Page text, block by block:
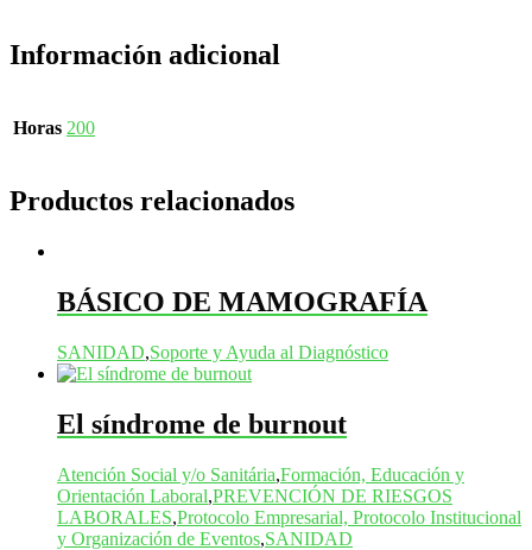
Información adicional
Horas 200
Productos relacionados
BÁSICO DE MAMOGRAFÍA
SANIDAD,Soporte y Ayuda al Diagnóstico
El síndrome de burnout
Atención Social y/o Sanitária,Formación, Educación y
Orientación Laboral,PREVENCIÓN DE RIESGOS
LABORALES,Protocolo Empresarial, Protocolo Institucional
y Organización de Eventos,SANIDAD